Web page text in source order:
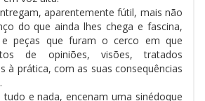
aparentemente fútil, mais não
do que ainda lhes chega e fascina,
peças que furam o cerco em que
de opiniões, visões, tratados
à prática, com as suas consequências
e nada, encenam uma sinédoque